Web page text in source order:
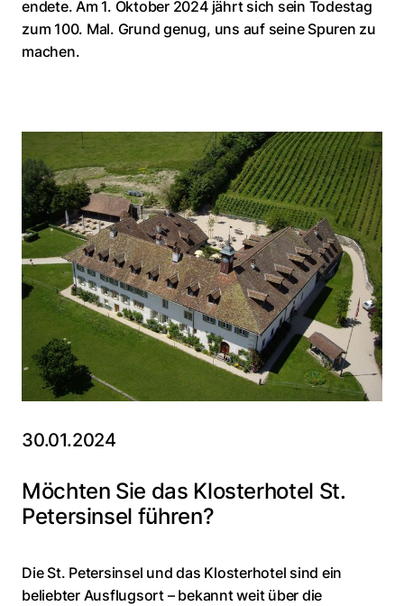
endete. Am 1. Oktober 2024 jährt sich sein Todestag
zum 100. Mal. Grund genug, uns auf seine Spuren zu
machen.
30.01.2024
Möchten Sie das Klosterhotel St.
Petersinsel führen?
Die St. Petersinsel und das Klosterhotel sind ein
beliebter Ausflugsort – bekannt weit über die